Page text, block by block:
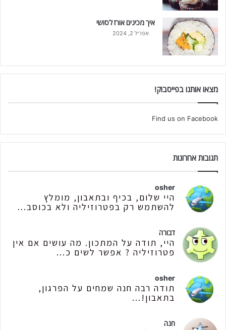
איך מכינים אורז לסושי
אפריל 2, 2024
מצאו אותנו בפייסבוק!
Find us on Facebook
תגובות אחרונות
osher
היי שלום, בכיף ובתאבון, מומלץ
להשתמש רק בפטרוזיליה ולא בכוסב...
דבורה
היי, תודה על המתכון. מה עושים אם אין
פטרוזיליה ? אפשר לשים כ...
osher
תודה רבה חנה שמחים על הפרגון,
בתאבון!...
חנה